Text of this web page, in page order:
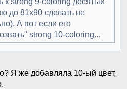
до 81x90 сделать не
А вот если его
strong 10-coloring...
Я же добавляла 10-ый цвет,